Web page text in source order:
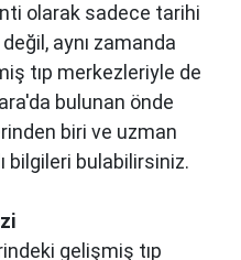
olarak sadece tarihi
aynı zamanda
tıp merkezleriyle de
bulunan önde
biri ve uzman
bilgileri bulabilirsiniz.
gelişmiş tıp